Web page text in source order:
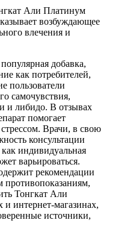
Али Платинум
возбуждающее
влечения и
добавка,
как потребителей,
пользователи
самочувствия,
и либидо. В отзывах
помогает
Врачи, в свою
консультации
индивидуальная
варьироваться.
рекомендации
Тонгкат Али
интернет-магазинах,
источники,